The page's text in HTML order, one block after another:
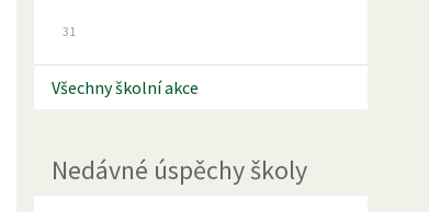
31
Všechny školní akce
Nedávné úspěchy školy